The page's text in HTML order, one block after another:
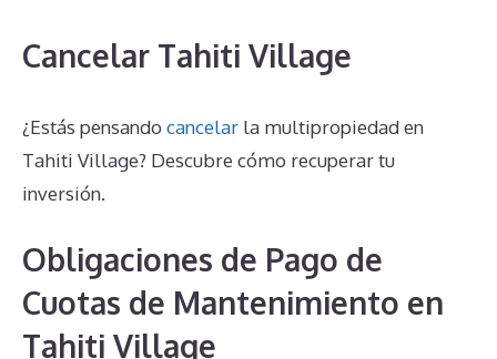
Cancelar Tahiti Village
¿Estás pensando cancelar la multipropiedad en
Tahiti Village? Descubre cómo recuperar tu
inversión.
Obligaciones de Pago de
Cuotas de Mantenimiento en
Tahiti Village